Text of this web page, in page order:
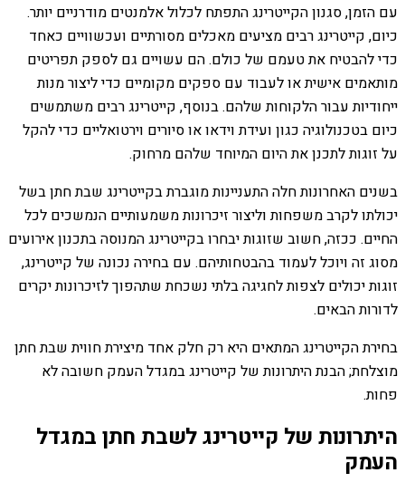
עם הזמן, סגנון הקייטרינג התפתח לכלול אלמנטים מודרניים יותר.
כיום, קייטרינג רבים מציעים מאכלים מסורתיים ועכשוויים כאחד
כדי להבטיח את טעמם של כולם. הם עשויים גם לספק תפריטים
מותאמים אישית או לעבוד עם ספקים מקומיים כדי ליצור מנות
ייחודיות עבור הלקוחות שלהם. בנוסף, קייטרינג רבים משתמשים
כיום בטכנולוגיה כגון ועידת וידאו או סיורים וירטואליים כדי להקל
על זוגות לתכנן את היום המיוחד שלהם מרחוק.
בשנים האחרונות חלה התעניינות מוגברת בקייטרינג שבת חתן בשל
יכולתו לקרב משפחות וליצור זיכרונות משמעותיים הנמשכים לכל
החיים. ככזה, חשוב שזוגות יבחרו בקייטרינג המנוסה בתכנון אירועים
מסוג זה ויוכל לעמוד בהבטחותיהם. עם בחירה נכונה של קייטרינג,
זוגות יכולים לצפות לחגיגה בלתי נשכחת שתהפוך לזיכרונות יקרים
לדורות הבאים.
בחירת הקייטרינג המתאים היא רק חלק אחד מיצירת חווית שבת חתן
מוצלחת; הבנת היתרונות של קייטרינג במגדל העמק חשובה לא
פחות.
היתרונות של קייטרינג לשבת חתן במגדל
העמק